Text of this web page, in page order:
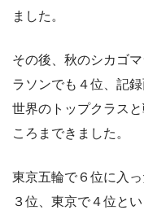
ました。
その後、秋のシカゴ
ラソンでも４位、記
世界のトップクラス
ころまできました。
東京五輪で６位に入
３位、東京で４位と